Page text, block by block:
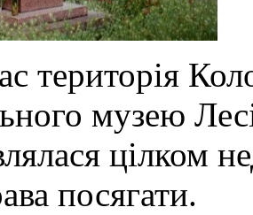
територія
музею
цілком
посягати.